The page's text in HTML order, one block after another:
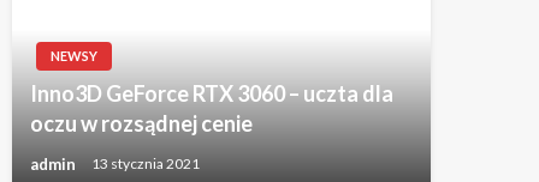
NEWSY
Inno3D GeForce RTX 3060 – uczta dla
oczu w rozsądnej cenie
admin 13 stycznia 2021